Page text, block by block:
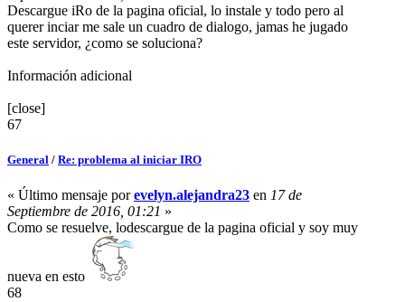
Descargue iRo de la pagina oficial, lo instale y todo pero al
querer inciar me sale un cuadro de dialogo, jamas he jugado
este servidor, ¿como se soluciona?
Información adicional
[close]
67
General / Re: problema al iniciar IRO
« Último mensaje porevelyn.alejandra23 en 17 de
Septiembre de 2016, 01:21 »
Como se resuelve, lodescargue de la pagina oficial y soy muy
nueva en esto
68